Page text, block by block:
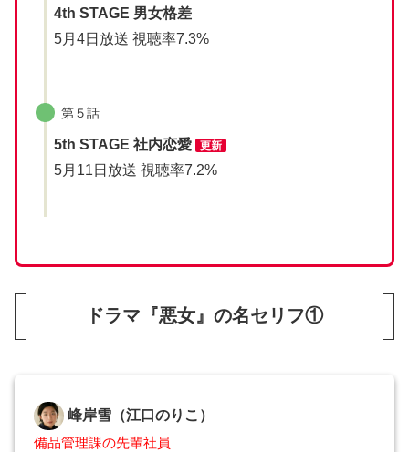
4th STAGE 男女格差
5月4日放送 視聴率7.3%
第５話
5th STAGE 社内恋愛 更新
5月11日放送 視聴率7.2%
ドラマ『悪女』の名セリフ①
峰岸雪（江口のりこ）
備品管理課の先輩社員